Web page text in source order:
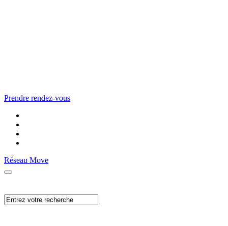
Prendre rendez-vous
Réseau Move